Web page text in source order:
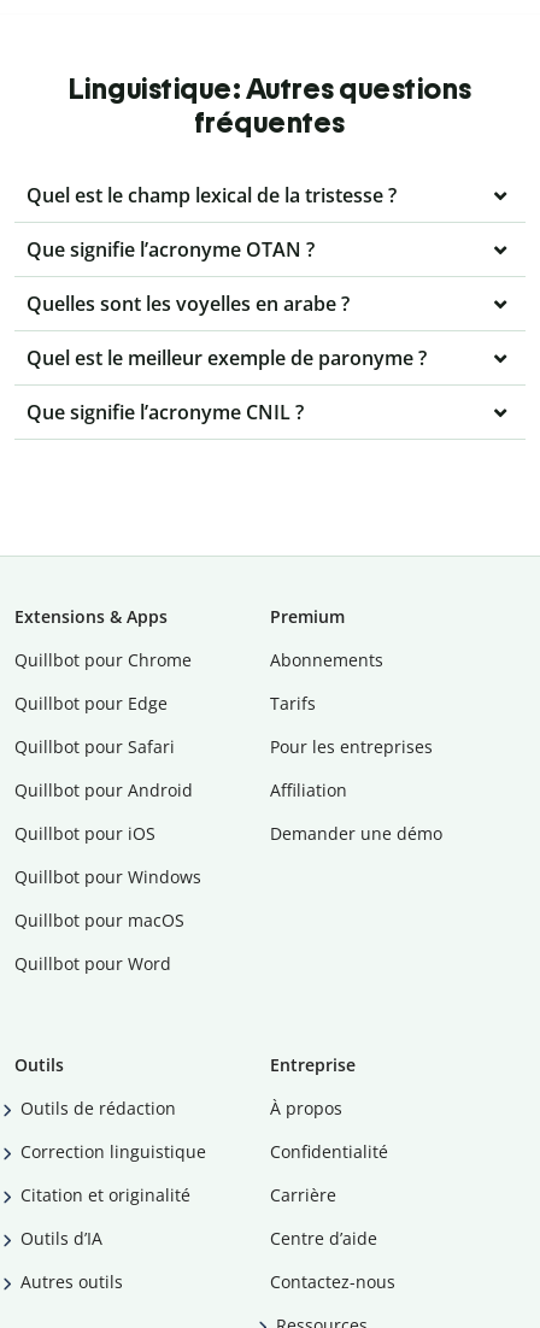
Linguistique: Autres questions
fréquentes
Quel est le champ lexical de la tristesse ?
Que signifie l’acronyme OTAN ?
Quelles sont les voyelles en arabe ?
Quel est le meilleur exemple de paronyme ?
Que signifie l’acronyme CNIL ?
Extensions & Apps
Quillbot pour Chrome
Quillbot pour Edge
Quillbot pour Safari
Quillbot pour Android
Quillbot pour iOS
Quillbot pour Windows
Quillbot pour macOS
Quillbot pour Word
Premium
Abonnements
Tarifs
Pour les entreprises
Affiliation
Demander une démo
Outils
Outils de rédaction
Correction linguistique
Citation et originalité
Outils d’IA
Autres outils
Entreprise
À propos
Confidentialité
Carrière
Centre d’aide
Contactez-nous